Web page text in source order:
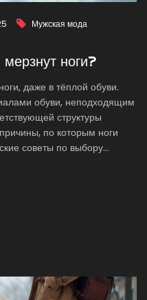
Мужская мода
ноги?
даже в тёплой обуви.
обуви, неподходящим
структуры
по которым ноги
советы по выбору
выбору носков для